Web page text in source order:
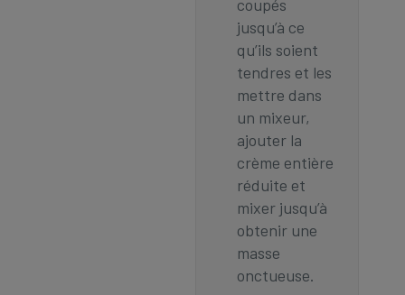
coupés
jusqu’à ce
qu’ils soient
tendres et les
mettre dans
un mixeur,
ajouter la
crème entière
réduite et
mixer jusqu’à
obtenir une
masse
onctueuse.